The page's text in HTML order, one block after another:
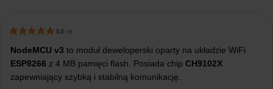
5.0 (1)
NodeMCU v3 to moduł deweloperski oparty na układzie WiFi
ESP8266 z 4 MB pamięci flash. Posiada chip CH9102X
zapewniający szybką i stabilną komunikację.